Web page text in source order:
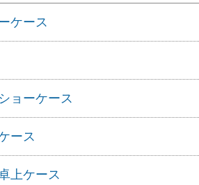
ケース
ョーケース
ース
上ケース